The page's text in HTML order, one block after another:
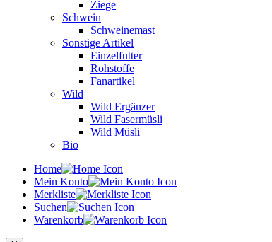
Ziege
Schwein
Schweinemast
Sonstige Artikel
Einzelfutter
Rohstoffe
Fanartikel
Wild
Wild Ergänzer
Wild Fasermüsli
Wild Müsli
Bio
Home
Mein Konto
Merkliste
Suchen
Warenkorb